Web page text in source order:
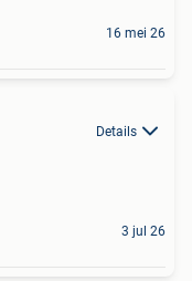
16 mei 26
Details
3 jul 26